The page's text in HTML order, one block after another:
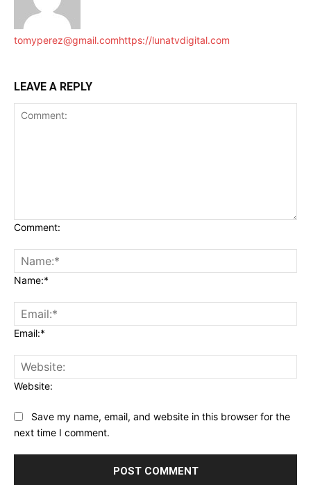
tomyperez@gmail.comhttps://lunatvdigital.com
LEAVE A REPLY
Comment:
Name:*
Email:*
Website:
Save my name, email, and website in this browser for the
next time I comment.